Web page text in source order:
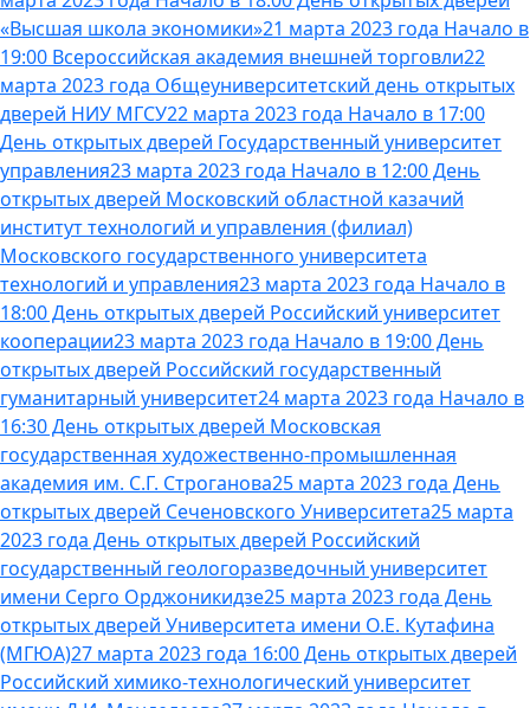
«Высшая школа экономики»21 марта 2023 года Начало в
19:00 Всероссийская академия внешней торговли22
марта 2023 года Общеуниверситетский день открытых
дверей НИУ МГСУ22 марта 2023 года Начало в 17:00
День открытых дверей Государственный университет
управления23 марта 2023 года Начало в 12:00 День
открытых дверей Московский областной казачий
институт технологий и управления (филиал)
Московского государственного университета
технологий и управления23 марта 2023 года Начало в
18:00 День открытых дверей Российский университет
кооперации23 марта 2023 года Начало в 19:00 День
открытых дверей Российский государственный
гуманитарный университет24 марта 2023 года Начало в
16:30 День открытых дверей Московская
государственная художественно-промышленная
академия им. С.Г. Строганова25 марта 2023 года День
открытых дверей Сеченовского Университета25 марта
2023 года День открытых дверей Российский
государственный геологоразведочный университет
имени Серго Орджоникидзе25 марта 2023 года День
открытых дверей Университета имени О.Е. Кутафина
(МГЮА)27 марта 2023 года 16:00 День открытых дверей
Российский химико-технологический университет